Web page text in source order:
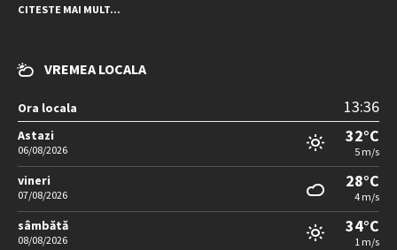
CITESTE MAI MULT...
VREMEA LOCALA
Ora locala 13:36
Astazi
06/08/2026
32°C
5 m/s
vineri
07/08/2026
28°C
4 m/s
sâmbătă
08/08/2026
34°C
1 m/s